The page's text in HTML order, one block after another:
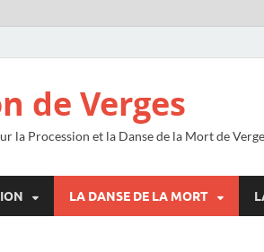
de Verges
la Procession et la Danse de la Mort de
LA DANSE DE LA MORT